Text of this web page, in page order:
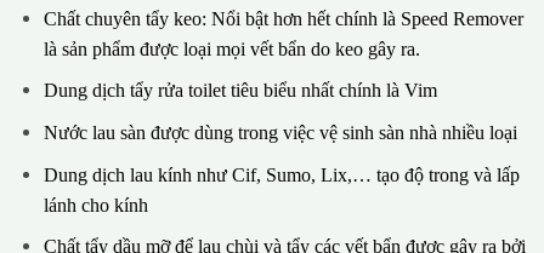
Chất chuyên tẩy keo: Nổi bật hơn hết chính là Speed Remover
là sản phẩm được loại mọi vết bẩn do keo gây ra.
Dung dịch tẩy rửa toilet tiêu biểu nhất chính là Vim
Nước lau sàn được dùng trong việc vệ sinh sàn nhà nhiều loại
Dung dịch lau kính như Cif, Sumo, Lix,… tạo độ trong và lấp
lánh cho kính
Chất tẩy dầu mỡ để lau chùi và tẩy các vết bẩn được gây ra bởi